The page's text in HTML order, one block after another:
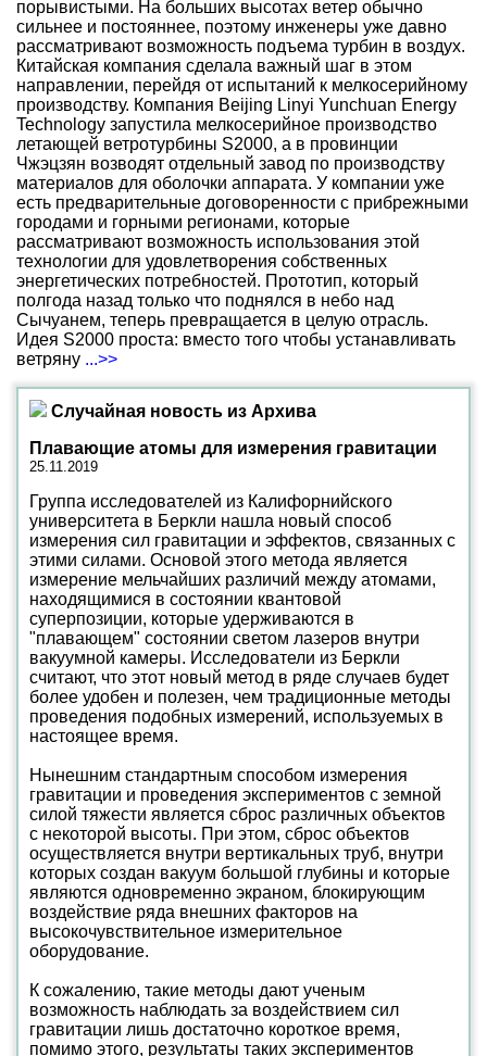
порывистыми. На больших высотах ветер обычно
сильнее и постояннее, поэтому инженеры уже давно
рассматривают возможность подъема турбин в воздух.
Китайская компания сделала важный шаг в этом
направлении, перейдя от испытаний к мелкосерийному
производству. Компания Beijing Linyi Yunchuan Energy
Technology запустила мелкосерийное производство
летающей ветротурбины S2000, а в провинции
Чжэцзян возводят отдельный завод по производству
материалов для оболочки аппарата. У компании уже
есть предварительные договоренности с прибрежными
городами и горными регионами, которые
рассматривают возможность использования этой
технологии для удовлетворения собственных
энергетических потребностей. Прототип, который
полгода назад только что поднялся в небо над
Сычуанем, теперь превращается в целую отрасль.
Идея S2000 проста: вместо того чтобы устанавливать
ветряну ...>>
Случайная новость из Архива
Плавающие атомы для измерения гравитации
25.11.2019
Группа исследователей из Калифорнийского
университета в Беркли нашла новый способ
измерения сил гравитации и эффектов, связанных с
этими силами. Основой этого метода является
измерение мельчайших различий между атомами,
находящимися в состоянии квантовой
суперпозиции, которые удерживаются в
"плавающем" состоянии светом лазеров внутри
вакуумной камеры. Исследователи из Беркли
считают, что этот новый метод в ряде случаев будет
более удобен и полезен, чем традиционные методы
проведения подобных измерений, используемых в
настоящее время.
Нынешним стандартным способом измерения
гравитации и проведения экспериментов с земной
силой тяжести является сброс различных объектов
с некоторой высоты. При этом, сброс объектов
осуществляется внутри вертикальных труб, внутри
которых создан вакуум большой глубины и которые
являются одновременно экраном, блокирующим
воздействие ряда внешних факторов на
высокочувствительное измерительное
оборудование.
К сожалению, такие методы дают ученым
возможность наблюдать за воздействием сил
гравитации лишь достаточно короткое время,
помимо этого, результаты таких экспериментов